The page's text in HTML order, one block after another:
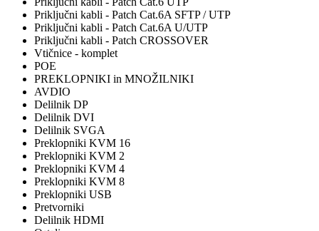
Priključni kabli - Patch Cat.6A SFTP / UTP
Priključni kabli - Patch Cat.6A U/UTP
Priključni kabli - Patch CROSSOVER
Vtičnice - komplet
POE
PREKLOPNIKI in MNOŽILNIKI
AVDIO
Delilnik DP
Delilnik DVI
Delilnik SVGA
Preklopniki KVM 16
Preklopniki KVM 2
Preklopniki KVM 4
Preklopniki KVM 8
Preklopniki USB
Pretvorniki
Delilnik HDMI